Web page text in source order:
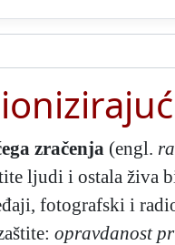
zračenja (engl.
ljudi i ostala
fotografski i
opravdanost